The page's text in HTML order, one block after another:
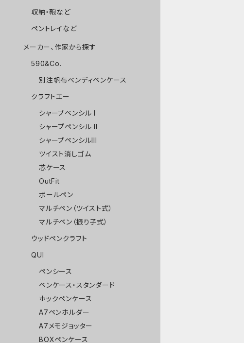
収納・鞄など
ペントレイなど
メーカー、作家から探す
590&Co.
別注帆布ベンディペンケース
クラフトエー
シャープペンシル I
シャープペンシル II
シャープペンシルIII
ツイスト消しゴム
芯ケース
OutFit
ボールペン
マルチペン（ツイスト式）
マルチペン（振り子式）
ウッドペンクラフト
QUI
ペンシース
ペンケース・スタンダード
ホックペンケース
A7ペンホルダー
A7メモジョッター
BOXペンケース